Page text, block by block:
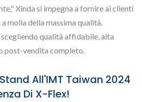
Xinda si impegna a fornire ai clienti
molla della massima qualità.
qualità affidabile, alta
post-vendita completo.
All'IMT Taiwan 2024
Di X-Flex!